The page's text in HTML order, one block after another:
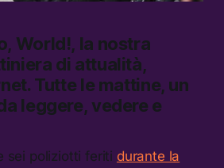
World!, la nostra
di attualità,
Tutte le mattine, un
leggere, vedere e
sei poliziotti feriti durante la